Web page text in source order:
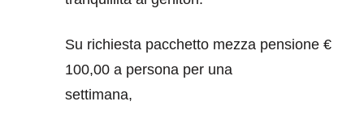
Su richiesta pacchetto mezza pensione €
100,00 a persona per una
settimana,